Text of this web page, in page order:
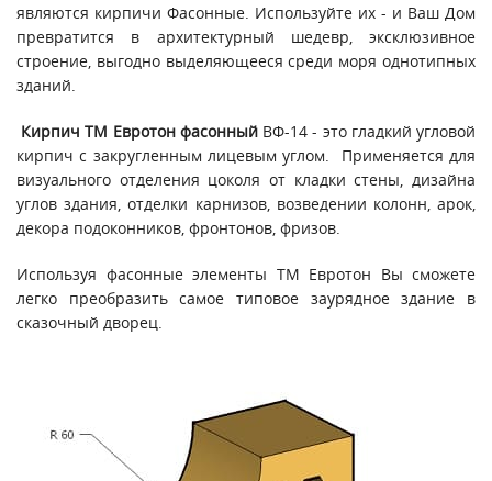
являются кирпичи Фасонные. Используйте их - и Ваш Дом
превратится в архитектурный шедевр, эксклюзивное
строение, выгодно выделяющееся среди моря однотипных
зданий.
Кирпич ТМ Евротон фасонныйВФ-14 - это гладкий угловой
кирпич с закругленным лицевым углом. Применяется для
визуального отделения цоколя от кладки стены, дизайна
углов здания, отделки карнизов, возведении колонн, арок,
декора подоконников, фронтонов, фризов.
Используя фасонные элементы ТМ Евротон Вы сможете
легко преобразить самое типовое заурядное здание в
сказочный дворец.